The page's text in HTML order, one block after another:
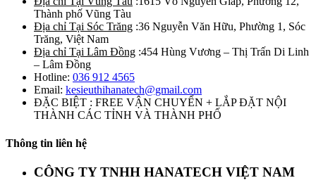
Thành phố Vũng Tàu
Địa chỉ Tại Sóc Trăng :36 Nguyễn Văn Hữu, Phường 1, Sóc
Trăng, Việt Nam
Địa chỉ Tại Lâm Đồng :454 Hùng Vương – Thị Trấn Di Linh
– Lâm Đồng
Hotline: 036 912 4565
Email: kesieuthihanatech@gmail.com
ĐẶC BIỆT : FREE VẬN CHUYỂN + LẮP ĐẶT NỘI
THÀNH CÁC TỈNH VÀ THÀNH PHỐ
Thông tin liên hệ
CÔNG TY TNHH HANATECH VIỆT NAM